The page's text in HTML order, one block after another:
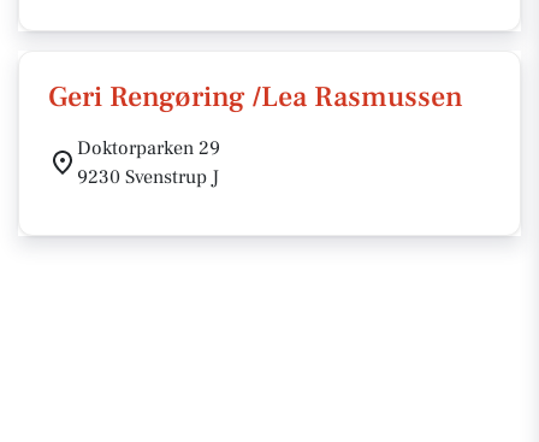
Geri Rengøring /Lea Rasmussen
Doktorparken 29
9230 Svenstrup J